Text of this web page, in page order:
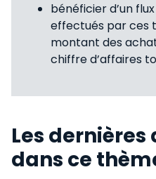
bénéficier d’un
effectués par ces
montant des
chiffre d’affaires
Les
dans ce